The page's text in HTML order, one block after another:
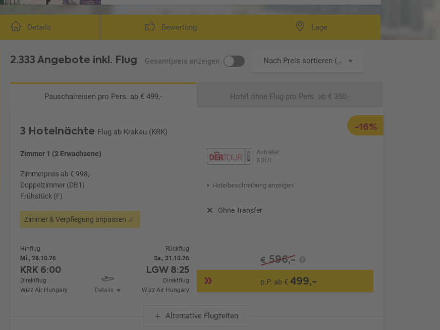
Details Bewertung Lage
2.333 Angebote inkl. Flug Gesamtpreis anzeigen Nach Preis sortieren (aufsteigend)
Pauschalreisen pro Pers. ab € 499,- Hotel ohne Flug pro Pers. ab € 350,-
-16%
3 Hotelnächte Flug ab Krakau (KRK)
Zimmer 1 (2 Erwachsene)
Zimmerpreis ab € 998,-
Doppelzimmer (DB1)
Frühstück (F)
Zimmer & Verpflegung anpassen
Anbieter:
XDER
Hotelbeschreibung anzeigen
Ohne Transfer
Hinflug
Mi., 28.10.26
KRK 6:00
Direktflug
Wizz Air Hungary
Details
Rückflug
Sa., 31.10.26
LGW 8:25
Direktflug
Wizz Air Hungary
€ 596,-
p.P. ab €499,-
Alternative Flugzeiten